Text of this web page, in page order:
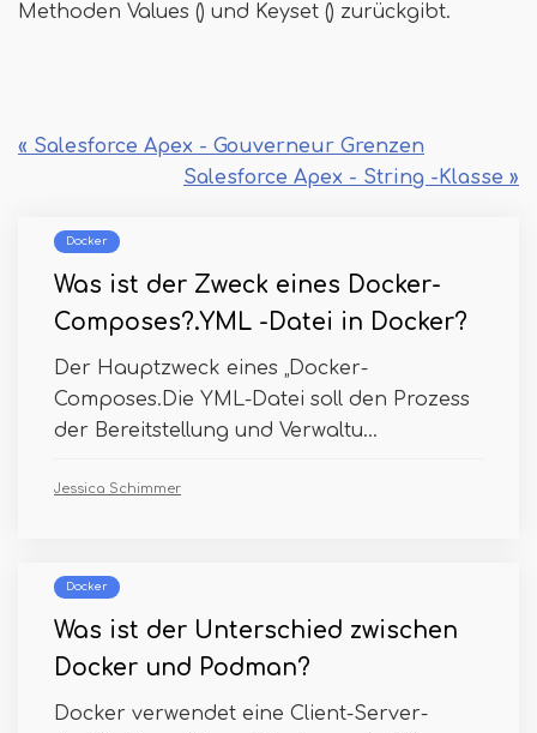
Methoden Values ​​() und Keyset () zurückgibt.
« Salesforce Apex - Gouverneur Grenzen
Salesforce Apex - String -Klasse »
Docker
Was ist der Zweck eines Docker-
Composes?.YML -Datei in Docker?
Der Hauptzweck eines „Docker-
Composes.Die YML-Datei soll den Prozess
der Bereitstellung und Verwaltu...
Jessica Schimmer
Docker
Was ist der Unterschied zwischen
Docker und Podman?
Docker verwendet eine Client-Server-